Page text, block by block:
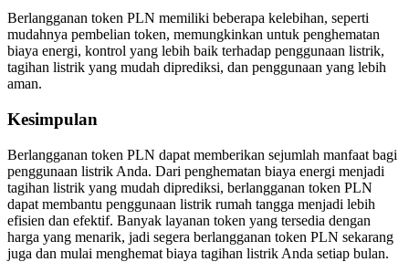
Berlangganan token PLN memiliki beberapa kelebihan, seperti
mudahnya pembelian token, memungkinkan untuk penghematan
biaya energi, kontrol yang lebih baik terhadap penggunaan listrik,
tagihan listrik yang mudah diprediksi, dan penggunaan yang lebih
aman.
Kesimpulan
Berlangganan token PLN dapat memberikan sejumlah manfaat bagi
penggunaan listrik Anda. Dari penghematan biaya energi menjadi
tagihan listrik yang mudah diprediksi, berlangganan token PLN
dapat membantu penggunaan listrik rumah tangga menjadi lebih
efisien dan efektif. Banyak layanan token yang tersedia dengan
harga yang menarik, jadi segera berlangganan token PLN sekarang
juga dan mulai menghemat biaya tagihan listrik Anda setiap bulan.